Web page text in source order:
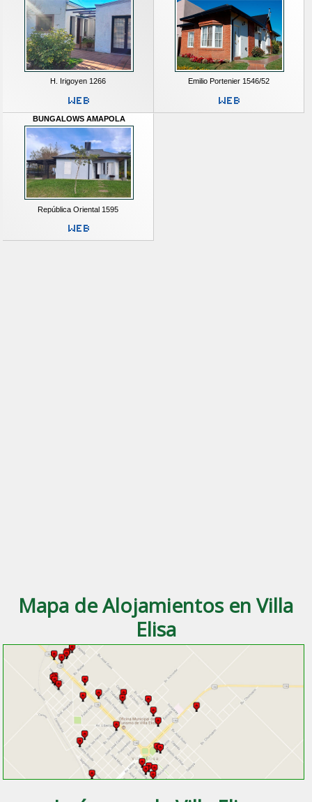
H. Irigoyen 1266 Emilio Portenier 1546/52
BUNGALOWS AMAPOLA
República Oriental 1595
Mapa de Alojamientos en Villa
Elisa